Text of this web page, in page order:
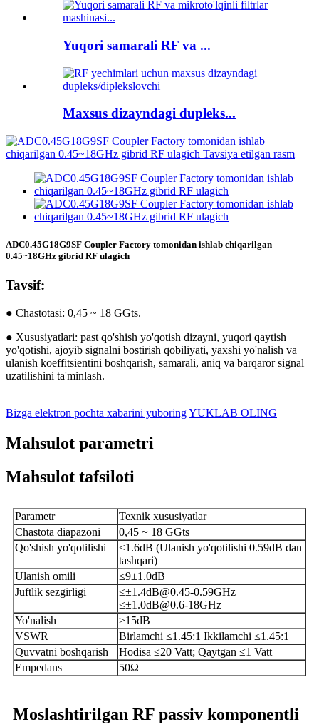
Yuqori samarali RF va ...
Maxsus dizayndagi dupleks...
ADC0.45G18G9SF Coupler Factory tomonidan ishlab chiqarilgan
0.45~18GHz gibrid RF ulagich
Tavsif:
● Chastotasi: 0,45 ~ 18 GGts.
● Xususiyatlari: past qo'shish yo'qotish dizayni, yuqori qaytish
yo'qotishi, ajoyib signalni bostirish qobiliyati, yaxshi yo'nalish va
ulanish koeffitsientini boshqarish, samarali, aniq va barqaror signal
uzatilishini ta'minlash.
Bizga elektron pochta xabarini yuboringYUKLAB OLING
Mahsulot parametri
Mahsulot tafsiloti
Parametr
Texnik xususiyatlar
Chastota diapazoni
0,45 ~ 18 GGts
Qo'shish yo'qotilishi
≤1.6dB (Ulanish yo'qotilishi 0.59dB dan
tashqari)
Ulanish omili
≤9±1.0dB
Juftlik sezgirligi
≤±1.4dB@0.45-0.59GHz
≤±1.0dB@0.6-18GHz
Yo'nalish
≥15dB
VSWR
Birlamchi ≤1.45:1 Ikkilamchi ≤1.45:1
Quvvatni boshqarish
Hodisa ≤20 Vatt; Qaytgan ≤1 Vatt
Empedans
50Ω
Moslashtirilgan RF passiv komponentli